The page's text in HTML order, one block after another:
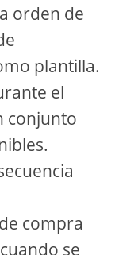
orden de
plantilla.
el
conjunto
compra
se